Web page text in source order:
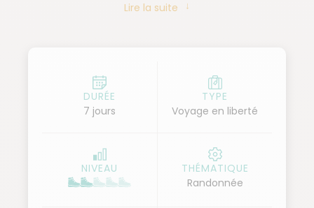
amalfitaine avec ses villages romantiques viennent
De belles randonnées sur les anciens chemins
muletiers et la découverte du Vésuve, un des plus
célèbres volcans du monde seront pour vous
Lire la suite
DURÉE
7 jours
TYPE
Voyage en liberté
NIVEAU
THÉMATIQUE
Randonnée